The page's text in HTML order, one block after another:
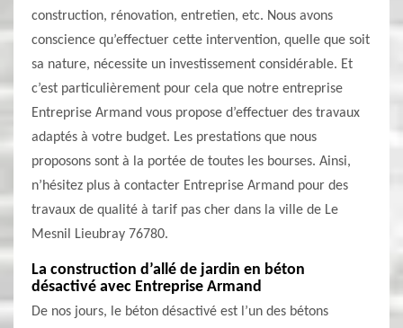
construction, rénovation, entretien, etc. Nous avons
conscience qu’effectuer cette intervention, quelle que soit
sa nature, nécessite un investissement considérable. Et
c’est particulièrement pour cela que notre entreprise
Entreprise Armand vous propose d’effectuer des travaux
adaptés à votre budget. Les prestations que nous
proposons sont à la portée de toutes les bourses. Ainsi,
n’hésitez plus à contacter Entreprise Armand pour des
travaux de qualité à tarif pas cher dans la ville de Le
Mesnil Lieubray 76780.
La construction d’allé de jardin en béton
désactivé avec Entreprise Armand
De nos jours, le béton désactivé est l’un des bétons